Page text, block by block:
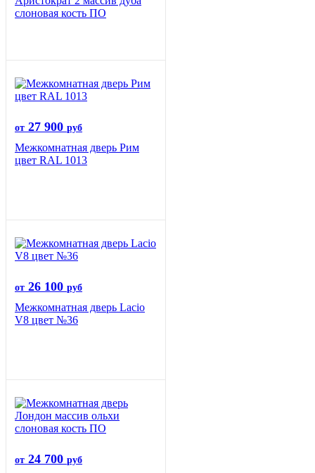
слоновая кость ПО
от 27 900 руб
Межкомнатная дверь Рим
цвет RAL 1013
от 26 100 руб
Межкомнатная дверь Lacio
V8 цвет №36
от 24 700 руб